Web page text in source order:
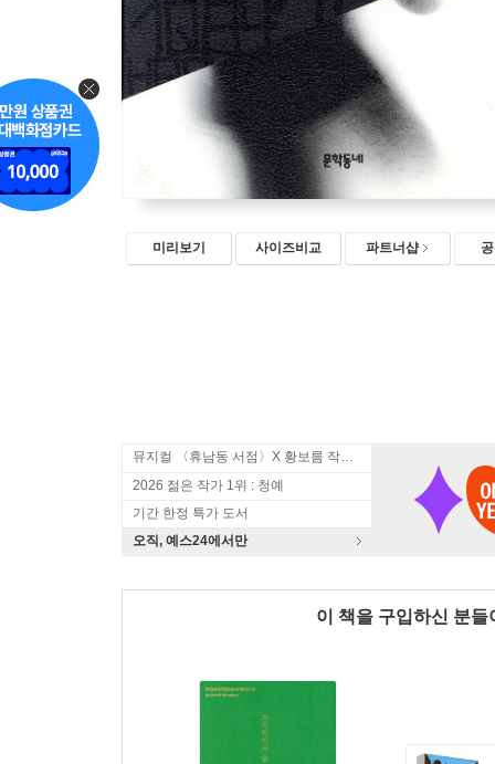
미리보기 사이즈비교 파트너샵
뮤지컬 〈휴남동 서점〉X 황보름 작가 북토크
2026 젊은 작가 1위 : 청예
기간 한정 특가 도서
오직, 예스24에서만
이 책을 구입하신 분